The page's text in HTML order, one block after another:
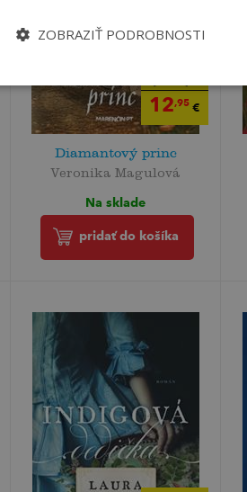
12,95€
Diamantový princ
Veronika Magulová
Na sklade
pridať do košíka
ZOBRAZIŤ PODROBNOSTI